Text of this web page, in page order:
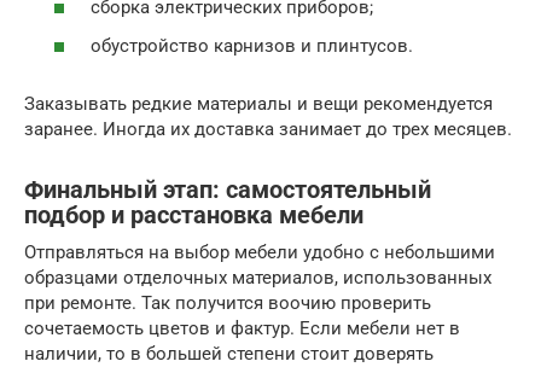
сборка электрических приборов;
обустройство карнизов и плинтусов.
Заказывать редкие материалы и вещи рекомендуется
заранее. Иногда их доставка занимает до трех месяцев.
Финальный этап: самостоятельный
подбор и расстановка мебели
Отправляться на выбор мебели удобно с небольшими
образцами отделочных материалов, использованных
при ремонте. Так получится воочию проверить
сочетаемость цветов и фактур. Если мебели нет в
наличии, то в большей степени стоит доверять